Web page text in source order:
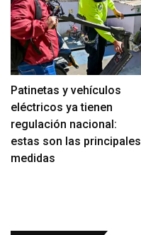
Patinetas y vehículos
eléctricos ya tienen
regulación nacional:
estas son las principales
medidas